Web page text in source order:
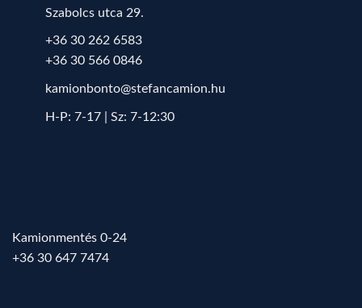
Szabolcs utca 29.
+36 30 262 6583
+36 30 566 0846
kamionbonto@stefancamion.hu
H-P: 7-17 | Sz: 7-12:30
Kamionmentés 0-24
+36 30 647 7474